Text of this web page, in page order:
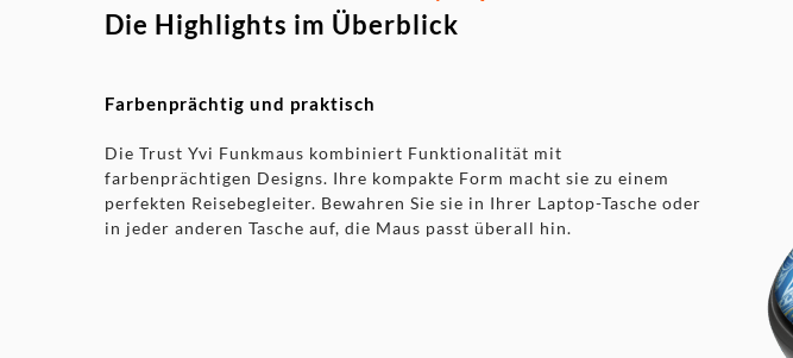
Die Highlights im Überblick
Farbenprächtig und praktisch
Die Trust Yvi Funkmaus kombiniert Funktionalität mit
farbenprächtigen Designs. Ihre kompakte Form macht sie zu einem
perfekten Reisebegleiter. Bewahren Sie sie in Ihrer Laptop-Tasche oder
in jeder anderen Tasche auf, die Maus passt überall hin.